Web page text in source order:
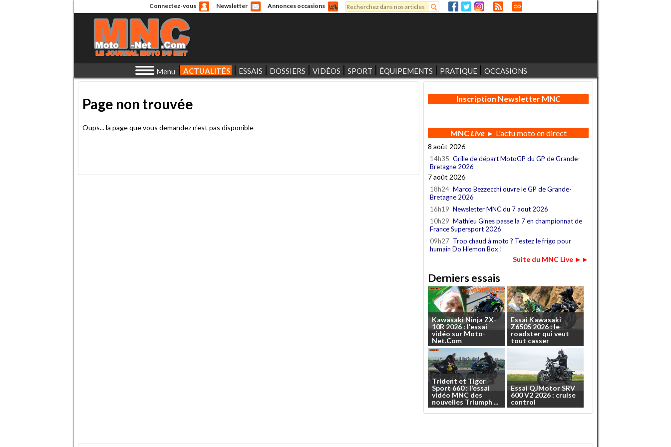
Connectez-vous Newsletter Annonces occasions
Formulaire de recherche
Rechercher
Menu ACTUALITÉS ESSAIS DOSSIERS VIDÉOS SPORT ÉQUIPEMENTS PRATIQUE OCCASIONS
Page non trouvée
Oups... la page que vous demandez n'est pas disponible
Inscription Newsletter MNC
MNCLive► L'actu moto en direct
8 août 2026
14h35 Grille de départ MotoGP du GP de Grande-
Bretagne 2026
7 août 2026
18h24 Marco Bezzecchi ouvre le GP de Grande-
Bretagne 2026
16h19 Newsletter MNC du 7 aout 2026
10h29 Mathieu Gines passe la 7 en championnat de
France Supersport 2026
09h27 Trop chaud à moto ? Testez le frigo pour
humain Do Hiemon Box !
Suite du MNC Live ►►
Derniers essais
KawasakiNinja ZX-
10R2026: l'essai
vidéo sur Moto-
Net.Com
EssaiKawasaki
Z650S 2026:le
roadster qui veut
tout casser
Trident etTiger
Sport660:l'essai
vidéo MNC des
nouvelles Triumph ...
Essai QJMotorSRV
600V2 2026 : cruise
control